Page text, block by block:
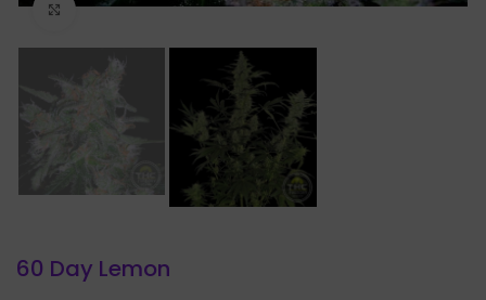
Click to enlarge
60 Day Lemon